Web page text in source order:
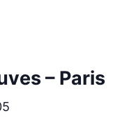
– Paris